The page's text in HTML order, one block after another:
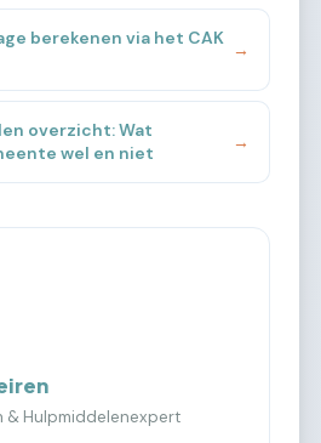
berekenen via het CAK
→
overzicht: Wat
wel en niet
→
& Hulpmiddelenexpert